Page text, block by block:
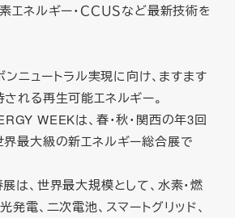
エネルギー・ＣＣＵＳなど最新技術を
ニュートラル実現に向け、ますます
れる再生可能エネルギー。
WEEKは、春・秋・関西の年3回
界最大級の新エネルギー総合展で
は、世界最大規模として、水素・燃
発電、二次電池、スマートグリッド、